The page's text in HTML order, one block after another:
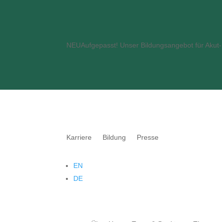
NEUAufgepasst! Unser Bildungsangebot für
Karriere Bildung Presse
EN
DE